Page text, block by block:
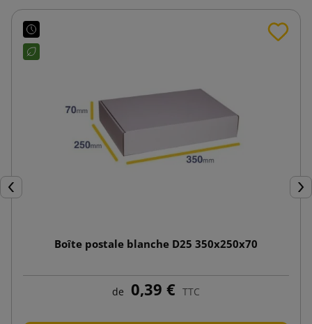
Précédent
Boîte postale blanche D25 350x250x70
de 0,39 € TTC